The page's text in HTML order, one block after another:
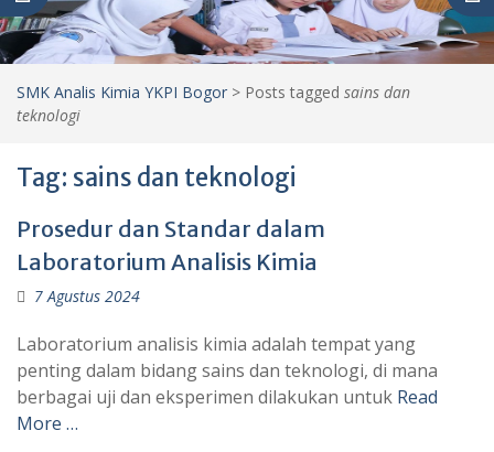
SMK Analis Kimia YKPI Bogor > Posts tagged sains dan
teknologi
Tag: sains dan teknologi
Prosedur dan Standar dalam
Laboratorium Analisis Kimia
7 Agustus 2024
Laboratorium analisis kimia adalah tempat yang
penting dalam bidang sains dan teknologi, di mana
berbagai uji dan eksperimen dilakukan untuk Read
More …